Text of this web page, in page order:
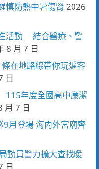
慎防熱中暑傷腎 2026
活動 結合醫療、警
8 月 7 日
在地路線帶你玩遍客
日
年度全國高中廉潔
月 7 日
月登場 海內外宮廟齊
動員警力擴大查找暖
日